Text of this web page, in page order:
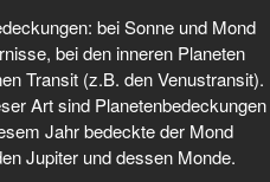
bei Sonne und Mond
bei den inneren Planeten
Transit (z.B. den Venustransit).
Art sind Planetenbedeckungen
Jahr bedeckte der Mond
Jupiter und dessen Monde.